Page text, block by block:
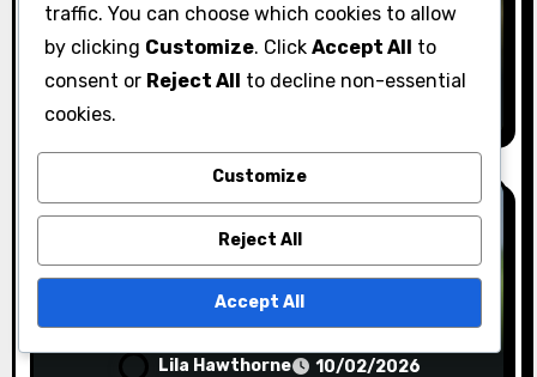
Köra med en förare:
Teknikanpassning, Avståndskontroll,
Klubval
Lila Hawthorne 10/02/2026
Körtekniker
Konsekventa Drivkrafter:
SvingmekanikLila Hawthorne 10/02/2026
traffic. You can choose which cookies to allow
by clicking Customize. Click Accept All to
consent or Reject All to decline non-essential
cookies.
Customize
Reject All
Accept All